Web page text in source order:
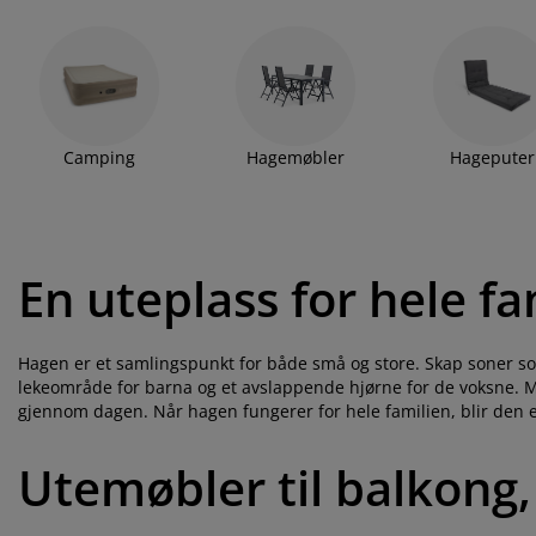
Finn inspirasjon til
og utforsk vårveiledning for å finne hagemøbler som passer for
Camping Hagemøbler Hageputer
En uteplass for hele
Hagen er et samlingspunkt for både små og store. Skap soner
lekeområde for barna og et avslappende hjørne for de
gjennom dagen. Når hagen fungerer for hele familien, blir den
Utemøbler til